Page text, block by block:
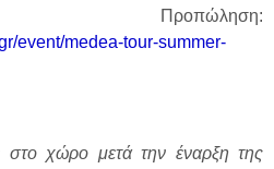
Προπώληση:
event/medea-tour-summer-
στο χώρο μετά την έναρξη της